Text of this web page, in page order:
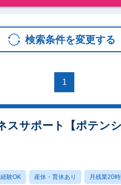
検索条件を変更する
1
スサポート【ポテン
験OK 産休・育休あり 月残業20